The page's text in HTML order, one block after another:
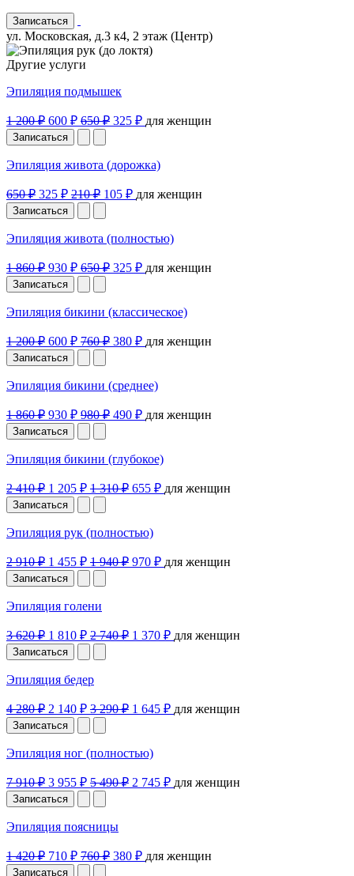
Записаться
ул. Московская, д.3 к4, 2 этаж (Центр)
Другие услуги
Эпиляция подмышек
1 200 ₽ 600 ₽ 650 ₽ 325 ₽ для женщин
Записаться
Эпиляция живота (дорожка)
650 ₽ 325 ₽ 210 ₽ 105 ₽ для женщин
Записаться
Эпиляция живота (полностью)
1 860 ₽ 930 ₽ 650 ₽ 325 ₽ для женщин
Записаться
Эпиляция бикини (классическое)
1 200 ₽ 600 ₽ 760 ₽ 380 ₽ для женщин
Записаться
Эпиляция бикини (среднее)
1 860 ₽ 930 ₽ 980 ₽ 490 ₽ для женщин
Записаться
Эпиляция бикини (глубокое)
2 410 ₽ 1 205 ₽ 1 310 ₽ 655 ₽ для женщин
Записаться
Эпиляция рук (полностью)
2 910 ₽ 1 455 ₽ 1 940 ₽ 970 ₽ для женщин
Записаться
Эпиляция голени
3 620 ₽ 1 810 ₽ 2 740 ₽ 1 370 ₽ для женщин
Записаться
Эпиляция бедер
4 280 ₽ 2 140 ₽ 3 290 ₽ 1 645 ₽ для женщин
Записаться
Эпиляция ног (полностью)
7 910 ₽ 3 955 ₽ 5 490 ₽ 2 745 ₽ для женщин
Записаться
Эпиляция поясницы
1 420 ₽ 710 ₽ 760 ₽ 380 ₽ для женщин
Записаться